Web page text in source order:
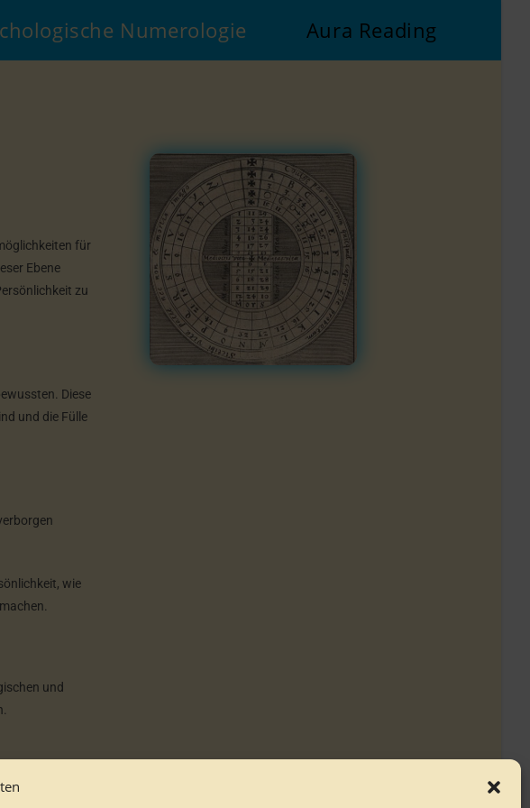
Numerologie Aura Reading
für
Ebene
zu
Diese
und die Fülle
wie
und